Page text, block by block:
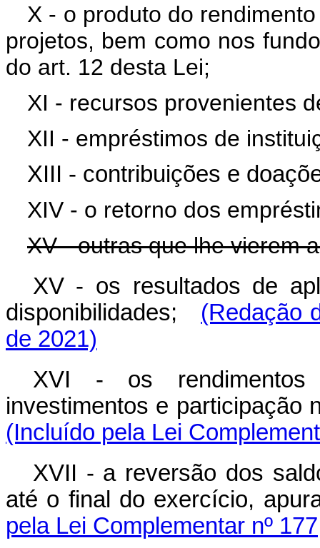
X - o produto do
projetos, bem como nos
do art. 12 desta Lei;
XI - recursos provenientes
XII - empréstimos de
XIII - contribuições e
XIV - o retorno dos
XV - outras que lhe vierem
XV - os resultados de
disponibilidades;
(Redação
de 2021)
XVI - os
investimentos e participação
(Incluído pela Lei
XVII - a reversão dos
até o final do exercício,
pela Lei Complementar nº